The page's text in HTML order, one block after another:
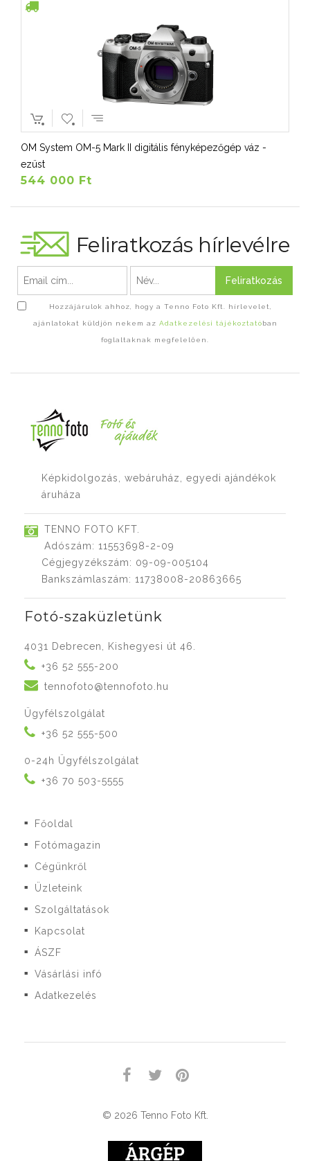
OM System OM-5 Mark II digitális fényképezőgép váz -
ezüst
544 000 Ft
Feliratkozás hírlevélre
Feliratkozás
Hozzájárulok ahhoz, hogy a Tenno Foto Kft. hírlevelet,
ajánlatokat küldjön nekem az Adatkezelési tájékoztatóban
foglaltaknak megfelelően.
Képkidolgozás, webáruház, egyedi ajándékok
áruháza
TENNO FOTO KFT.
Adószám: 11553698-2-09
Cégjegyzékszám: 09-09-005104
Bankszámlaszám: 11738008-20863665
Fotó-szaküzletünk
4031 Debrecen, Kishegyesi út 46.
+36 52 555-200
tennofoto@tennofoto.hu
Ügyfélszolgálat
+36 52 555-500
0-24h Ügyfélszolgálat
+36 70 503-5555
■ Főoldal
■ Fotómagazin
■ Cégünkről
■ Üzleteink
■ Szolgáltatások
■ Kapcsolat
■ ÁSZF
■ Vásárlási infó
■ Adatkezelés
© 2026 Tenno Foto Kft.